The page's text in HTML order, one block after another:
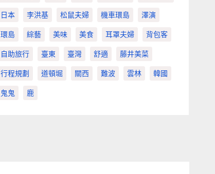
日本 李洪基 松鼠夫婦 機車環島 澤演
環島 綜藝 美味 美食 耳罩夫婦 背包客
自助旅行 臺東 臺灣 舒適 藤井美菜
行程規劃 道頓堀 關西 難波 雲林 韓國
鬼鬼 鹿